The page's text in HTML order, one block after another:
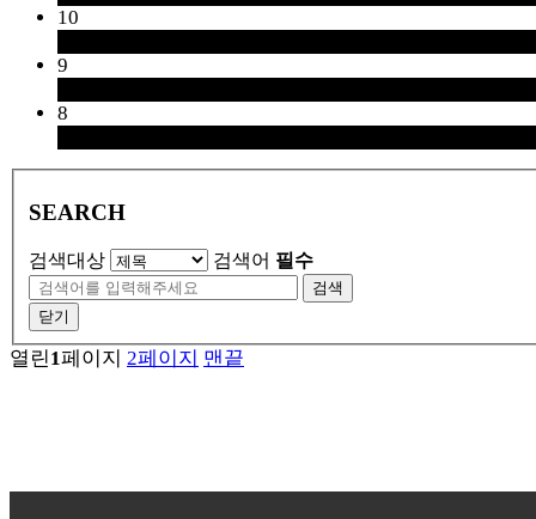
10
9
8
SEARCH
검색대상 검색어 필수
검색
닫기
열린1페이지 2페이지 맨끝